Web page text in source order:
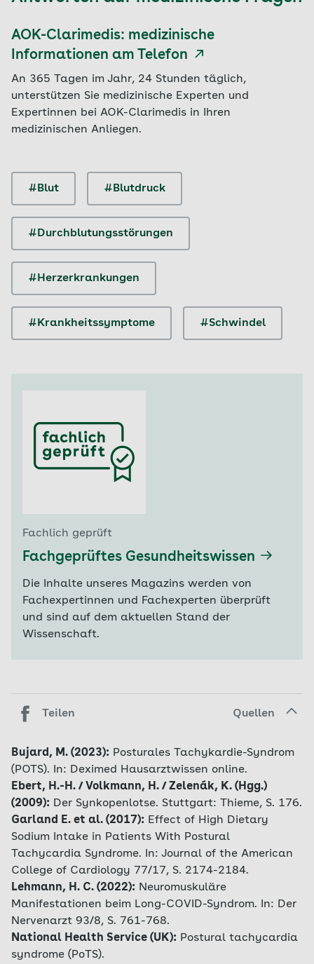
AOK-Clarimedis: medizinische
Informationen am Telefon
An 365 Tagen im Jahr, 24 Stunden täglich,
unterstützen Sie medizinische Experten und
Expertinnen bei AOK-Clarimedis in Ihren
medizinischen Anliegen.
#Blut #Blutdruck
#Durchblutungsstörungen
#Herzerkrankungen
#Krankheitssymptome #Schwindel
Fachlich geprüft
Fachgeprüftes Gesundheitswissen
Die Inhalte unseres Magazins werden von
Fachexpertinnen und Fachexperten überprüft
und sind auf dem aktuellen Stand der
Wissenschaft.
Teilen Quellen
Bujard, M. (2023): Posturales Tachykardie-Syndrom
(POTS). In: Deximed Hausarztwissen online.
Ebert, H.-H. / Volkmann, H. / Zelenák, K. (Hgg.)
(2009): Der Synkopenlotse. Stuttgart: Thieme, S. 176.
Garland E. et al. (2017): Effect of High Dietary
Sodium Intake in Patients With Postural
Tachycardia Syndrome. In: Journal of the American
College of Cardiology 77/17, S. 2174-2184.
Lehmann, H. C. (2022): Neuromuskuläre
Manifestationen beim Long-COVID-Syndrom. In: Der
Nervenarzt 93/8, S. 761-768.
National Health Service (UK): Postural tachycardia
syndrome (PoTS).